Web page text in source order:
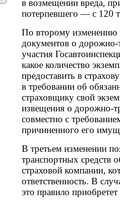
в возмещении вреда,
потерпевшего — с 120
По второму изменению
документов о дорожно-
участия
какое количество
предоставить в
в требовании об
страховщику свой
извещения о дорожно-
совместно с
причиненного его
В третьем изменении
транспортных средств
страховой компании,
ответственность. В
это правило